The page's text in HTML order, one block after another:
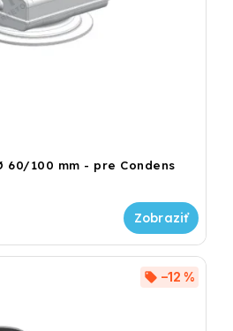
60/100 mm - pre Condens
–12 %